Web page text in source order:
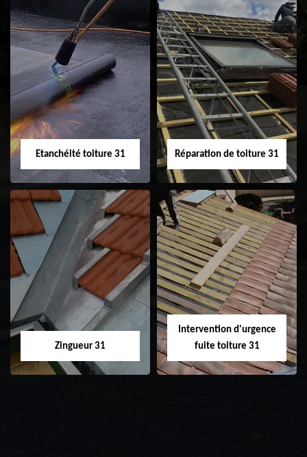
Peinture sur tuile
31
Nettoyage
demoussage de
toiture 31
Etanchéité toiture 31
Etanchéité toiture
31
Réparation de toiture 31
Réparation de
toiture 31
Zingueur 31
Intervention d'urgence
fuite toiture 31